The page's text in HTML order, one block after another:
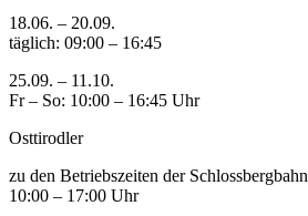
18.06. – 20.09.
täglich: 09:00 – 16:45
25.09. – 11.10.
Fr – So: 10:00 – 16:45 Uhr
Osttirodler
zu den Betriebszeiten der Schlossbergbahn
10:00 – 17:00 Uhr